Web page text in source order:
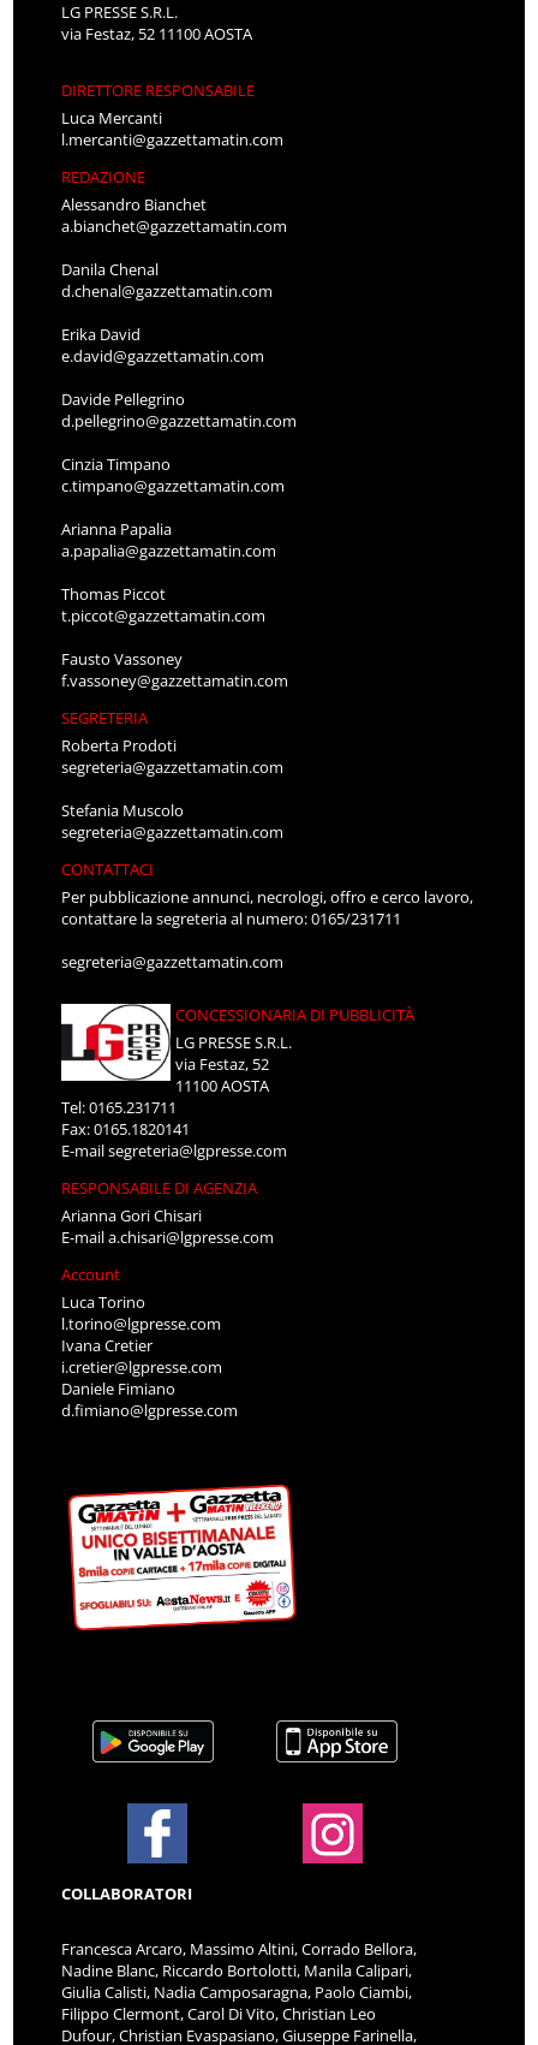
LG PRESSE S.R.L.
via Festaz, 52 11100 AOSTA
DIRETTORE RESPONSABILE
Luca Mercanti
l.mercanti@gazzettamatin.com
REDAZIONE
Alessandro Bianchet
a.bianchet@gazzettamatin.com
Danila Chenal
d.chenal@gazzettamatin.com
Erika David
e.david@gazzettamatin.com
Davide Pellegrino
d.pellegrino@gazzettamatin.com
Cinzia Timpano
c.timpano@gazzettamatin.com
Arianna Papalia
a.papalia@gazzettamatin.com
Thomas Piccot
t.piccot@gazzettamatin.com
Fausto Vassoney
f.vassoney@gazzettamatin.com
SEGRETERIA
Roberta Prodoti
segreteria@gazzettamatin.com
Stefania Muscolo
segreteria@gazzettamatin.com
CONTATTACI
Per pubblicazione annunci, necrologi, offro e cerco lavoro,
contattare la segreteria al numero: 0165/231711
segreteria@gazzettamatin.com
CONCESSIONARIA DI PUBBLICITÀ
LG PRESSE S.R.L.
via Festaz, 52
11100 AOSTA
Tel: 0165.231711
Fax: 0165.1820141
E-mailsegreteria@lgpresse.com
RESPONSABILE DI AGENZIA
Arianna Gori Chisari
E-maila.chisari@lgpresse.com
Account
Luca Torino
l.torino@lgpresse.com
Ivana Cretier
i.cretier@lgpresse.com
Daniele Fimiano
d.fimiano@lgpresse.com
COLLABORATORI
Francesca Arcaro, Massimo Altini, Corrado Bellora,
Nadine Blanc, Riccardo Bortolotti, Manila Calipari,
Giulia Calisti, Nadia Camposaragna, Paolo Ciambi,
Filippo Clermont, Carol Di Vito, Christian Leo
Dufour, Christian Evaspasiano, Giuseppe Farinella,